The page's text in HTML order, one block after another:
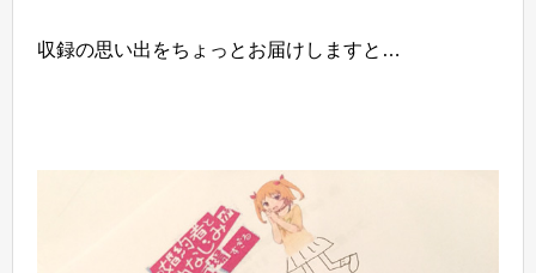
収録の思い出をちょっとお届けしますと…